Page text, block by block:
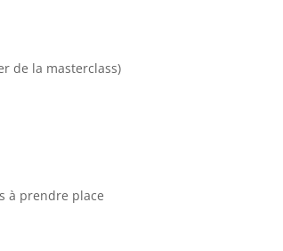
de la masterclass)
à prendre place